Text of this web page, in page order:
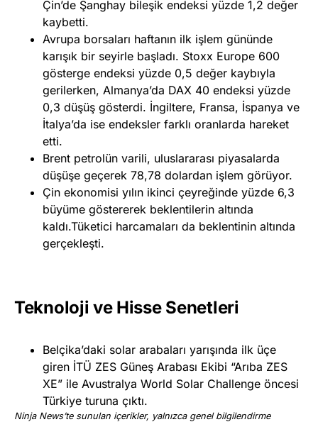
Çin’de Şanghay bileşik endeksi yüzde 1,2 değer
kaybetti.
Avrupa borsaları haftanın ilk işlem gününde
karışık bir seyirle başladı. Stoxx Europe 600
gösterge endeksi yüzde 0,5 değer kaybıyla
gerilerken, Almanya’da DAX 40 endeksi yüzde
0,3 düşüş gösterdi. İngiltere, Fransa, İspanya ve
İtalya’da ise endeksler farklı oranlarda hareket
etti.
Brent petrolün varili, uluslararası piyasalarda
düşüşe geçerek 78,78 dolardan işlem görüyor.
Çin ekonomisi yılın ikinci çeyreğinde yüzde 6,3
büyüme göstererek beklentilerin altında
kaldı.Tüketici harcamaları da beklentinin altında
gerçekleşti.
Teknoloji ve Hisse Senetleri
Belçika’daki solar arabaları yarışında ilk üçe
giren İTÜ ZES Güneş Arabası Ekibi “Arıba ZES
XE” ile Avustralya World Solar Challenge öncesi
Türkiye turuna çıktı.
Ninja News’te sunulan içerikler, yalnızca genel bilgilendirme